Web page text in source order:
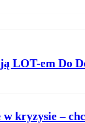
LOT-em Do
kryzysie –